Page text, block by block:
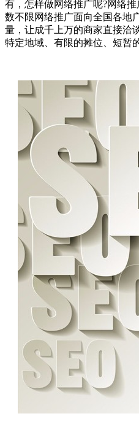
有，怎样做网络推广呢?网络
数不限网络推广面向全国各地
量，让成千上万的商家直接洽
特定地域、有限的摊位、短暂